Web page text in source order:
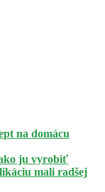
na domácu
ju vyrobiť
mali radšej